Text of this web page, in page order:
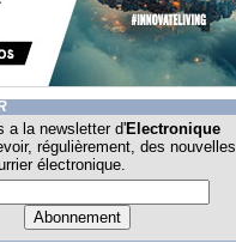
a la newsletter d'Electronique
régulièrement, des nouvelles
électronique.